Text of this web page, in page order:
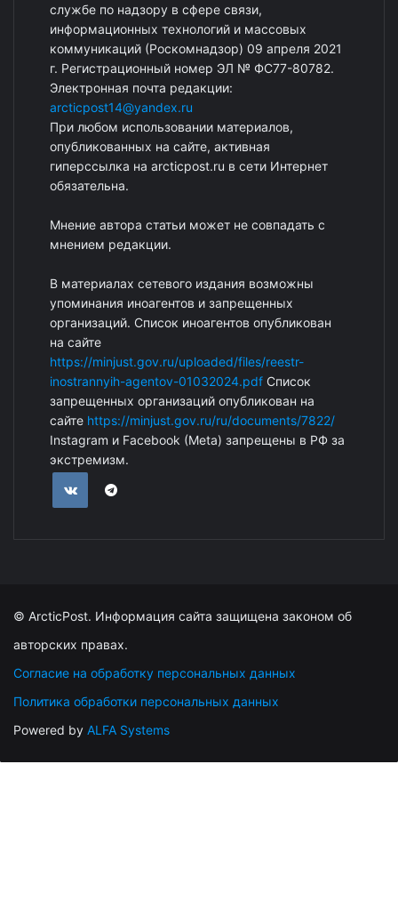
службе по надзору в сфере связи,
информационных технологий и массовых
коммуникаций (Роскомнадзор) 09 апреля 2021
г. Регистрационный номер ЭЛ № ФС77-80782.
Электронная почта редакции:
arcticpost14@yandex.ru
При любом использовании материалов,
опубликованных на сайте, активная
гиперссылка на arcticpost.ru в сети Интернет
обязательна.
Мнение автора статьи может не совпадать с
мнением редакции.
В материалах сетевого издания возможны
упоминания иноагентов и запрещенных
организаций. Список иноагентов опубликован
на сайте
https://minjust.gov.ru/uploaded/files/reestr-
inostrannyih-agentov-01032024.pdf Список
запрещенных организаций опубликован на
сайте https://minjust.gov.ru/ru/documents/7822/
Instagram и Facebook (Metа) запрещены в РФ за
экстремизм.
© ArcticPost. Информация сайта защищена законом об
авторских правах.
Согласие на обработку персональных данных
Политика обработки персональных данных
Powered by ALFA Systems